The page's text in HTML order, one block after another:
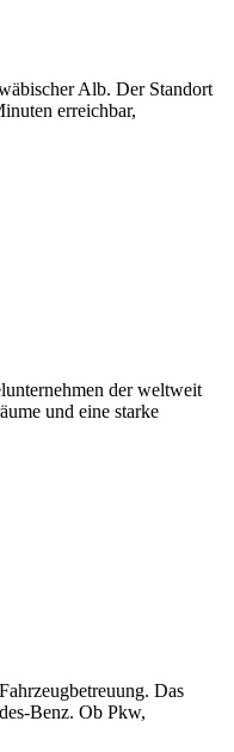
Alb. Der Standort
erreichbar,
der weltweit
und eine starke
Das
Benz. Ob Pkw,